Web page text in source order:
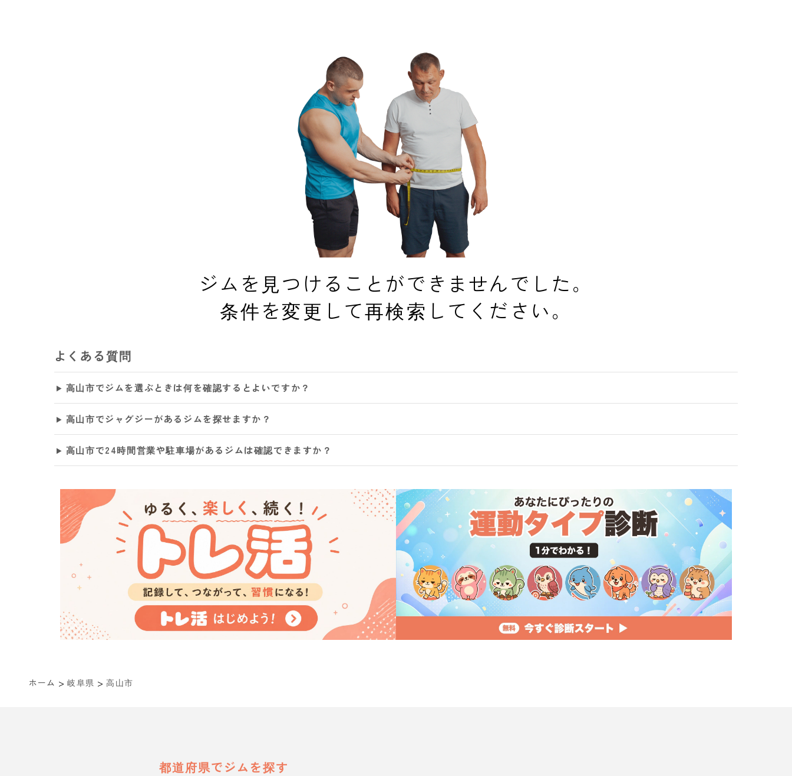
ジムを見つけることができませんでした。
条件を変更して再検索してください。
よくある質問
高山市でジムを選ぶときは何を確認するとよいですか？
高山市でジャグジーがあるジムを探せますか？
高山市で24時間営業や駐車場があるジムは確認できますか？
ホーム > 岐阜県 > 高山市
都道府県でジムを探す